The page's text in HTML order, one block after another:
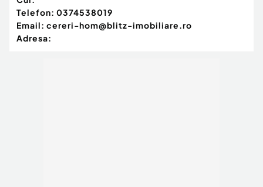
Telefon: 0374538019
Email: cereri-hom@blitz-imobiliare.ro
Adresa: